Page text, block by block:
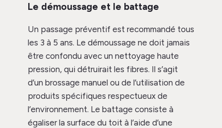
Le démoussage et le battage
Un passage préventif est recommandé tous
les 3 à 5 ans. Le démoussage ne doit jamais
être confondu avec un nettoyage haute
pression, qui détruirait les fibres. Il s’agit
d’un brossage manuel ou de l’utilisation de
produits spécifiques respectueux de
l’environnement. Le battage consiste à
égaliser la surface du toit à l’aide d’une